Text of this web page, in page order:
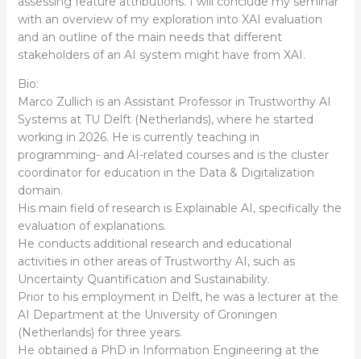
with an overview of my exploration into XAI evaluation
and an outline of the main needs that different
stakeholders of an AI system might have from XAI.
Bio:
Marco Zullich is an Assistant Professor in Trustworthy AI
Systems at TU Delft (Netherlands), where he started
working in 2026. He is currently teaching in
programming- and AI-related courses and is the cluster
coordinator for education in the Data & Digitalization
domain.
His main field of research is Explainable AI, specifically the
evaluation of explanations.
He conducts additional research and educational
activities in other areas of Trustworthy AI, such as
Uncertainty Quantification and Sustainability.
Prior to his employment in Delft, he was a lecturer at the
AI Department at the University of Groningen
(Netherlands) for three years.
He obtained a PhD in Information Engineering at the